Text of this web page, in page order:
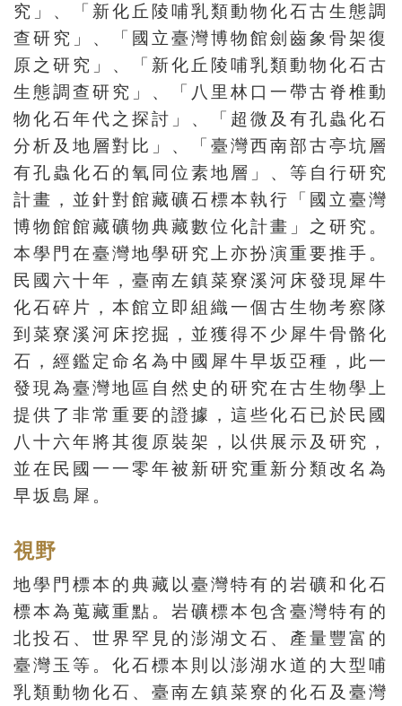
服
務
政
府
公
開
資
訊
隱
私
權
與
資
訊
安
全
宣
資
料
開
放
宣
告
究」、「 新化丘陵哺乳類動物化石古生態調
查研究 」、「 國立臺灣博物館劍齒象骨架復
原之研究 」、「新化丘陵哺乳類動物化石古
生態調查研究」、「八里林口一帶古脊椎動
物化石年代之探討」、「超微及有孔蟲化石
分析及地層對比」、「臺灣西南部古亭坑層
有孔蟲化石的氧同位素地層」、等自行研究
計畫，並針對館藏礦石標本執行「國立臺灣
博物館館藏礦物典藏數位化計畫」之研究。
本學門在臺灣地學研究上亦扮演重要推手。
民國六十年，臺南左鎮菜寮溪河床發現犀牛
化石碎片，本館立即組織一個古生物考察隊
到菜寮溪河床挖掘，並獲得不少犀牛骨骼化
石，經鑑定命名為中國犀牛早坂亞種，此一
發現為臺灣地區自然史的研究在古生物學上
提供了非常重要的證據，這些化石已於民國
八十六年將其復原裝架，以供展示及研究，
並在民國一一零年被新研究重新分類改名為
早坂島犀。
視野
地學門標本的典藏以臺灣特有的岩礦和化石
標本為蒐藏重點。岩礦標本包含臺灣特有的
北投石、世界罕見的澎湖文石、產量豐富的
臺灣玉等。化石標本則以澎湖水道的大型哺
乳類動物化石、臺南左鎮菜寮的化石及臺灣